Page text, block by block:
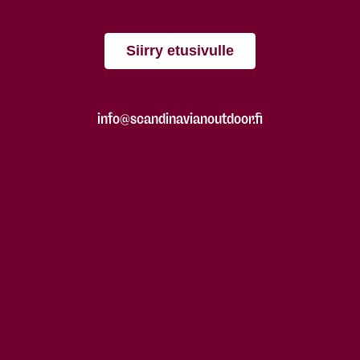
Siirry etusivulle
info@scandinavianoutdoor.fi